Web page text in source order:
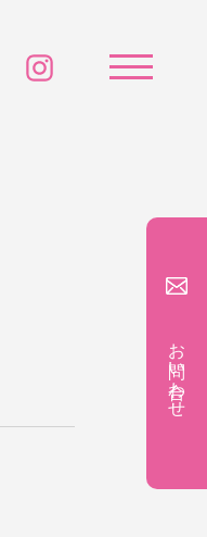
お問い合わせ